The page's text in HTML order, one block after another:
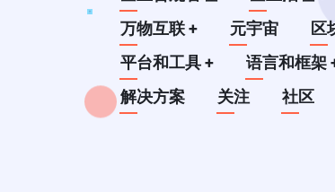
万物互联+ 元宇宙 区
平台和工具+ 语言和框架
解决方案
关注 社区